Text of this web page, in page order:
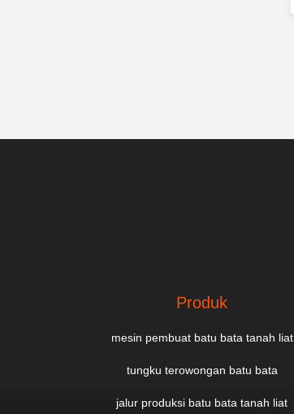
Produk
mesin pembuat batu bata tanah liat
tungku terowongan batu bata
jalur produksi batu bata tanah liat